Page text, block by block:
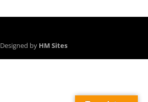
Designed by HM Sites